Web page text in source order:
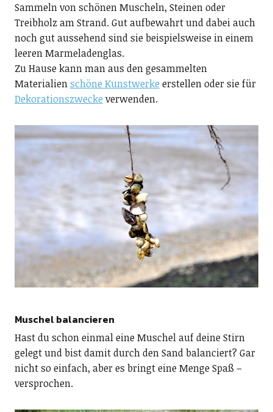
Sammeln von schönen Muscheln, Steinen oder
Treibholz am Strand. Gut aufbewahrt und dabei auch
noch gut aussehend sind sie beispielsweise in einem
leeren Marmeladenglas.
Zu Hause kann man aus den gesammelten
Materialienschöne Kunstwerke erstellen oder sie für
Dekorationszwecke verwenden.
Muschel balancieren
Hast du schon einmal eine Muschel auf deine Stirn
gelegt und bist damit durch den Sand balanciert? Gar
nicht so einfach, aber es bringt eine Menge Spaß –
versprochen.